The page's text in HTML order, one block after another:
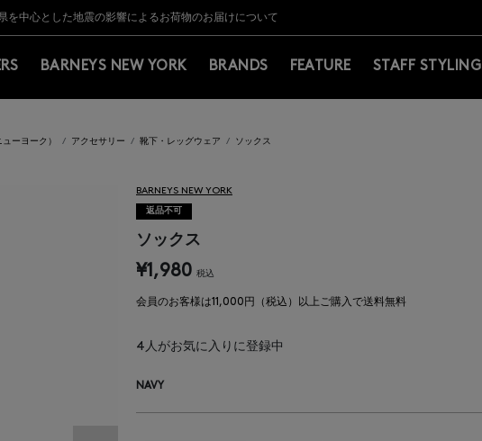
会員のお客様は11,000円（税込）以上のお買上げで常時送料無料！お買い物の際は会員登録を！
業に伴う返品・交換承り一時停止のお知らせ】（2026.8.5）
を中心とした地震の影響によるお荷物のお届けについて
【開催中】SUMMER SALEのご案内・ご注意事項
会員のお客様は11,000円（税込）以上のお買上げで常時送料無料！お買い物の際は会員登録を！
業に伴う返品・交換承り一時停止のお知らせ】（2026.8.5）
BARNEYS NEW YORK BRANDS FEATURE STAFF STYLING
ーヨーク） アクセサリー 靴下・レッグウェア ソックス
BARNEYS NEW YORK
返品不可
ソックス
¥1,980 税込
会員のお客様は11,000円（税込）以上ご購入で送料無料
4人がお気に入りに登録中
NAVY